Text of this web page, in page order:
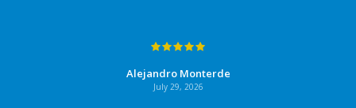
Alejandro Monterde
July 29, 2026